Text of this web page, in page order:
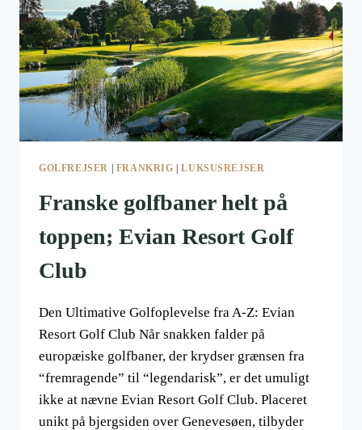
GOLFREJSER | FRANKRIG |LUKSUSREJSER
Franske golfbaner helt på
toppen; Evian Resort Golf
Club
Den Ultimative Golfoplevelse fra A-Z: Evian
Resort Golf Club Når snakken falder på
europæiske golfbaner, der krydser grænsen fra
“fremragende” til “legendarisk”, er det umuligt
ikke at nævne Evian Resort Golf Club. Placeret
unikt på bjergsiden over Genevesøen, tilbyder